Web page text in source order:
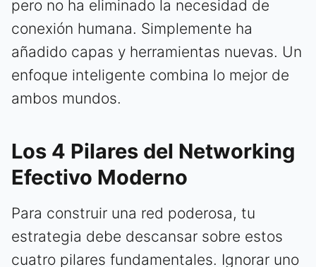
pero no ha eliminado la necesidad de
conexión humana. Simplemente ha
añadido capas y herramientas nuevas. Un
enfoque inteligente combina lo mejor de
ambos mundos.
Los 4 Pilares del Networking
Efectivo Moderno
Para construir una red poderosa, tu
estrategia debe descansar sobre estos
cuatro pilares fundamentales. Ignorar uno